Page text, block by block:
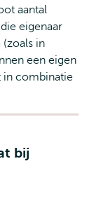
aantal
eigenaar
(zoals in
een eigen
in combinatie
bij